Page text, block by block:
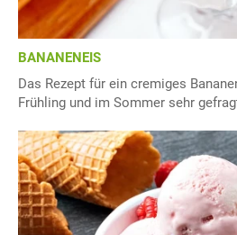
BANANENEIS
Das Rezept für ein cremiges
Frühling und im Sommer sehr